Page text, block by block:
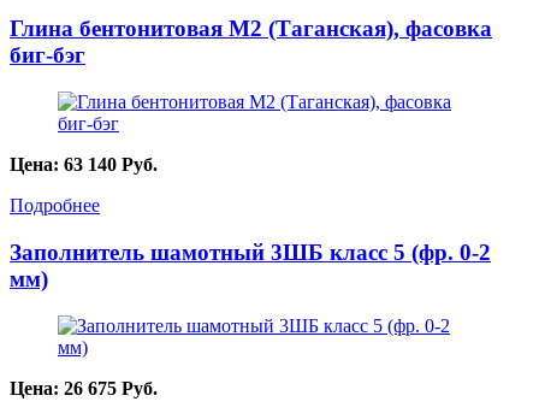
Глина бентонитовая М2 (Таганская), фасовка
биг-бэг
Цена: 63 140 Руб.
Подробнее
Заполнитель шамотный 3ШБ класс 5 (фр. 0-2
мм)
Цена: 26 675 Руб.